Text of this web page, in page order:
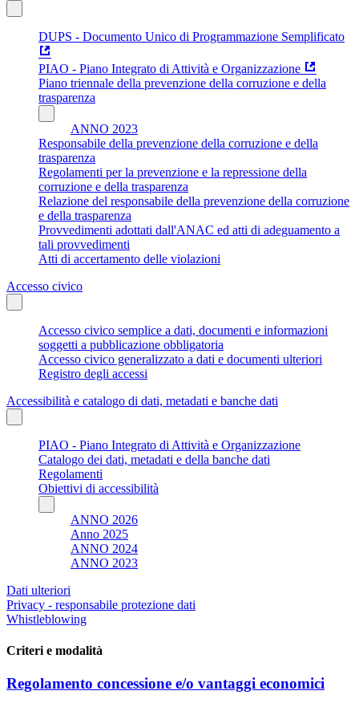
DUPS - Documento Unico di Programmazione Semplificato
PIAO - Piano Integrato di Attività e Organizzazione
Piano triennale della prevenzione della corruzione e della
trasparenza
ANNO 2023
Responsabile della prevenzione della corruzione e della
trasparenza
Regolamenti per la prevenzione e la repressione della
corruzione e della trasparenza
Relazione del responsabile della prevenzione della corruzione
e della trasparenza
Provvedimenti adottati dall'ANAC ed atti di adeguamento a
tali provvedimenti
Atti di accertamento delle violazioni
Accesso civico
Accesso civico semplice a dati, documenti e informazioni
soggetti a pubblicazione obbligatoria
Accesso civico generalizzato a dati e documenti ulteriori
Registro degli accessi
Accessibilità e catalogo di dati, metadati e banche dati
PIAO - Piano Integrato di Attività e Organizzazione
Catalogo dei dati, metadati e della banche dati
Regolamenti
Obiettivi di accessibilità
ANNO 2026
Anno 2025
ANNO 2024
ANNO 2023
Dati ulteriori
Privacy - responsabile protezione dati
Whistleblowing
Criteri e modalità
Regolamento concessione e/o vantaggi economici